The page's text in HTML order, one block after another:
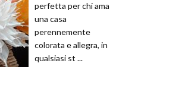
perfetta per chi ama
una casa
perennemente
colorata e allegra, in
qualsiasi st ...